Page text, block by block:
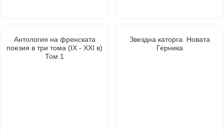
Антология на френската
поезия в три тома (IX - XXI в)
Том 1
Звездна каторга. Новата
Герника